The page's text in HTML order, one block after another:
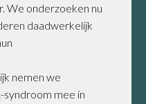
We onderzoeken nu
daadwerkelijk
nemen we
mee in